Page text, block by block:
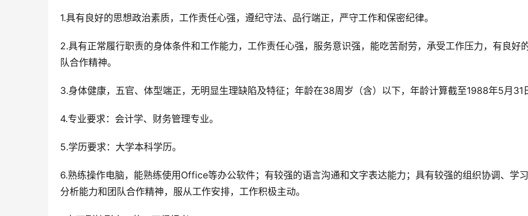
1.具有良好的思想政治素质，工作责任心强，遵纪守法、品行端正，严守工作和保密纪律。
2.具有正常履行职责的身体条件和工作能力，工作责任心强，服务意识强，能吃苦耐劳，承受工作压力，有良好
队合作精神。
3.身体健康，五官、体型端正，无明显生理缺陷及特征；年龄在38周岁（含）以下，年龄计算截至1988年5月31
4.专业要求：会计学、财务管理专业。
5.学历要求：大学本科学历。
6.熟练操作电脑，能熟练使用Office等办公软件；有较强的语言沟通和文字表达能力；具有较强的组织协调、学
分析能力和团队合作精神，服从工作安排，工作积极主动。